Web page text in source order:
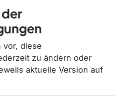
vor, diese
zu ändern oder
aktuelle Version auf